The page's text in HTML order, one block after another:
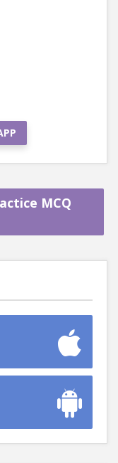
MCQ